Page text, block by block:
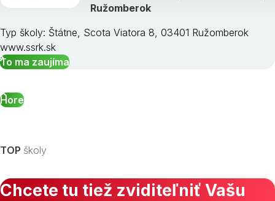
Ružomberok
Typ školy: Štátne, Scota Viatora 8, 03401 Ružomberok
www.ssrk.sk
To ma zaujíma
Hore
TOP školy
Chcete tu tiež zviditeľniť Vašu